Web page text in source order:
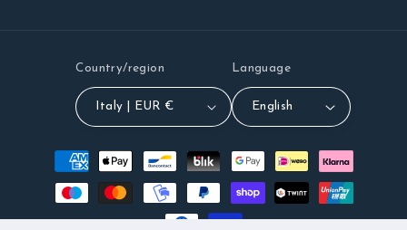
Country/region
Italy | EUR €
Language
English
Payment
methods